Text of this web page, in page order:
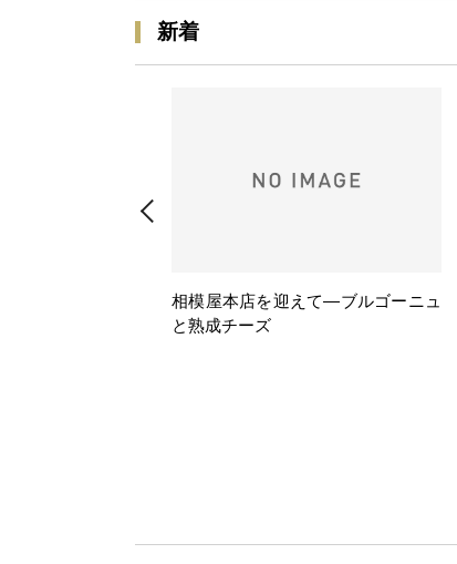
新着
相模屋本店を迎えて―ブルゴーニュ
と熟成チーズ